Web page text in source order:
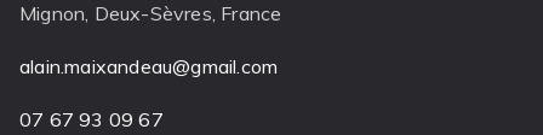
Mignon, Deux-Sèvres, France
alain.maixandeau@gmail.com
07 67 93 09 67